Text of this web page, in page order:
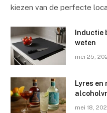
kiezen van de perfecte
Inductie
weten
mei 25,
Lyres en
mei 18,